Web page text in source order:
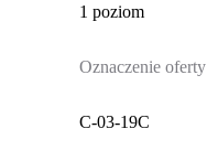
1 poziom
Oznaczenie oferty
C-03-19C